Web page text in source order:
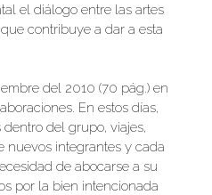
el diálogo entre las artes
contribuye a dar a esta
del 2010 (70 pág.) en
En estos días,
del grupo, viajes,
nuevos integrantes y cada
de abocarse a su
por la bien intencionada